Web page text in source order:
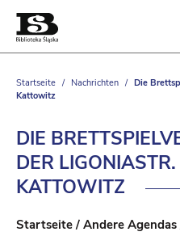
Startseite / Nachrichten / Die
Kattowitz
DIE
DER
KATTOWITZ
Startseite / Andere